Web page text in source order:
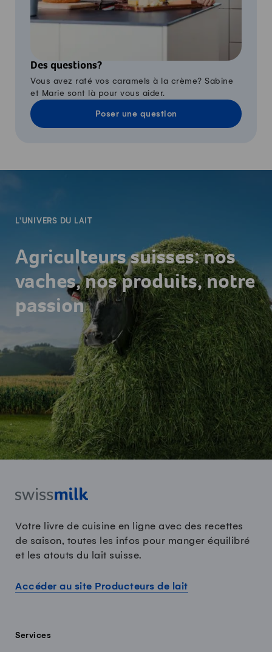
Des questions?
Vous avez raté vos caramels à la crème? Sabine
et Marie sont là pour vous aider.
Poser une question
L'UNIVERS DU LAIT
Agriculteurs suisses: nos
vaches, nos produits, notre
passion
Votre livre de cuisine en ligne avec des recettes
de saison, toutes les infos pour manger équilibré
et les atouts du lait suisse.
Accéder au site Producteurs de lait
Services